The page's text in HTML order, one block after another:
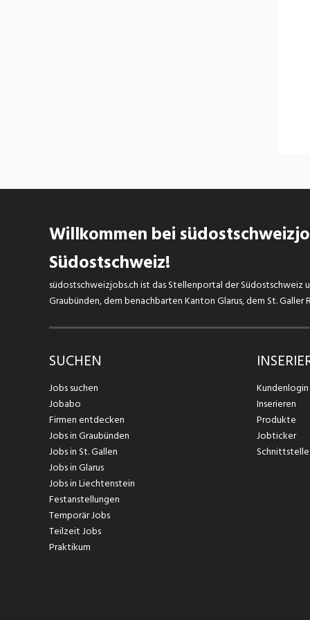
Willkommen bei
Südostschweiz!
südostschweizjobs.ch ist das Stellenportal der Südostschweiz
Graubünden, dem benachbarten Kanton Glarus, dem St.
SUCHEN
Jobs suchen
Jobabo
Firmen entdecken
Jobs in Graubünden
Jobs in St. Gallen
Jobs in Glarus
Jobs in Liechtenstein
Festanstellungen
Temporär Jobs
Teilzeit Jobs
Praktikum
Kundenlogin
Inserieren
Produkte
Jobticker
Schnittstelle